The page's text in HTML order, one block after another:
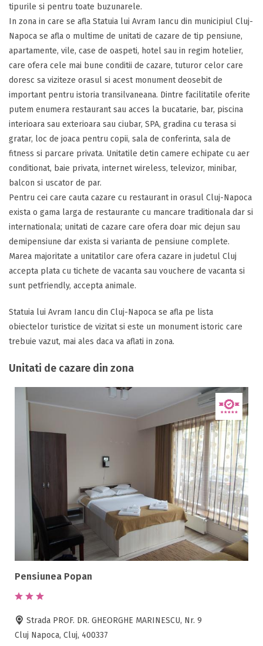
tipurile si pentru toate buzunarele.
In zona in care se afla Statuia lui Avram Iancu din municipiul Cluj-
Napoca se afla o multime de unitati de cazare de tip pensiune,
apartamente, vile, case de oaspeti, hotel sau in regim hotelier,
care ofera cele mai bune conditii de cazare, tuturor celor care
doresc sa viziteze orasul si acest monument deosebit de
important pentru istoria transilvaneana. Dintre facilitatile oferite
putem enumera restaurant sau acces la bucatarie, bar, piscina
interioara sau exterioara sau ciubar, SPA, gradina cu terasa si
gratar, loc de joaca pentru copii, sala de conferinta, sala de
fitness si parcare privata. Unitatile detin camere echipate cu aer
conditionat, baie privata, internet wireless, televizor, minibar,
balcon si uscator de par.
Pentru cei care cauta cazare cu restaurant in orasul Cluj-Napoca
exista o gama larga de restaurante cu mancare traditionala dar si
internationala; unitati de cazare care ofera doar mic dejun sau
demipensiune dar exista si varianta de pensiune complete.
Marea majoritate a unitatilor care ofera cazare in judetul Cluj
accepta plata cu tichete de vacanta sau vouchere de vacanta si
sunt petfriendly, accepta animale.
Statuia lui Avram Iancu din Cluj-Napoca se afla pe lista
obiectelor turistice de vizitat si este un monument istoric care
trebuie vazut, mai ales daca va aflati in zona.
Unitati de cazare din zona
Pensiunea Popan
Strada PROF. DR. GHEORGHE MARINESCU, Nr. 9
Cluj Napoca, Cluj, 400337